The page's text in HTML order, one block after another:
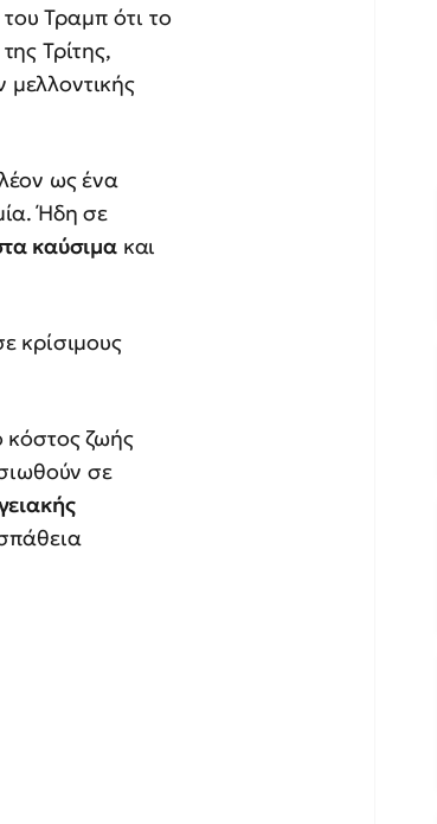
Τραμπ ότι το
Τρίτης,
ως ένα
Ήδη σε
καύσιμακαι
κρίσιμους
κόστος ζωής
σε